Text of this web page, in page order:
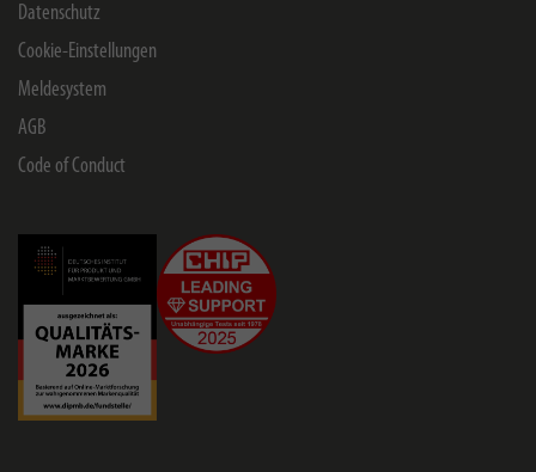
Datenschutz
Cookie-Einstellungen
Meldesystem
AGB
Code of Conduct